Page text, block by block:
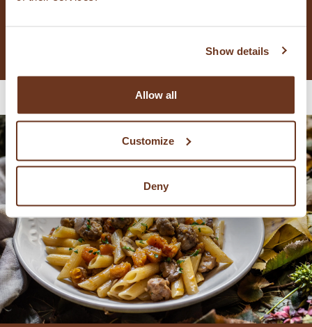
Show details
Allow all
Customize
Deny
ZEEVRUCHTEN